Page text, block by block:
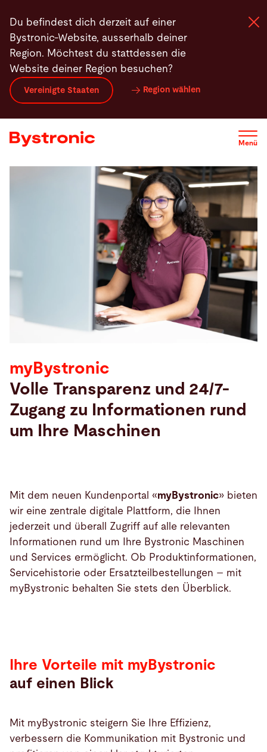
zum
Inhalt
Du befindest dich derzeit auf einer
Bystronic-Website, ausserhalb deiner
Region. Möchtest du stattdessen die
Website deiner Region besuchen?
Vereinigte Staaten Region wählen
Menü
Maschinen und Software
Services
Unternehmen
myBystronic
Volle Transparenz und 24/7-
Zugang zu Informationen rund
um Ihre Maschinen
Mit dem neuen Kundenportal «myBystronic» bieten
wir eine zentrale digitale Plattform, die Ihnen
jederzeit und überall Zugriff auf alle relevanten
Informationen rund um Ihre Bystronic Maschinen
und Services ermöglicht. Ob Produktinformationen,
Servicehistorie oder Ersatzteilbestellungen – mit
myBystronic behalten Sie stets den Überblick.
Ihre Vorteile mit myBystronic
auf einen Blick
Mit myBystronic steigern Sie Ihre Effizienz,
verbessern die Kommunikation mit Bystronic und